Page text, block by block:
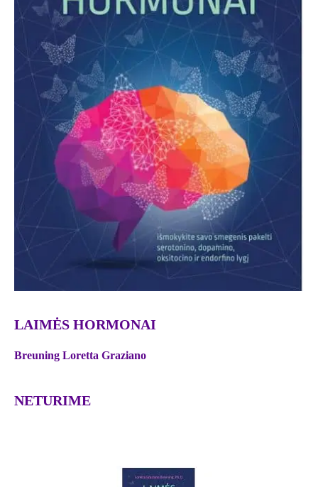
LAIMĖS HORMONAI
Breuning Loretta Graziano
NETURIME